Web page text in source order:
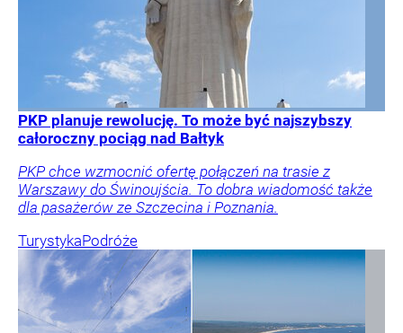
PKP planuje rewolucję. To może być najszybszy
całoroczny pociąg nad Bałtyk
PKP chce wzmocnić ofertę połączeń na trasie z
Warszawy do Świnoujścia. To dobra wiadomość także
dla pasażerów ze Szczecina i Poznania.
TurystykaPodróże